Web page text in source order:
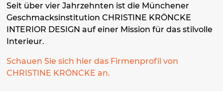
Seit über vier Jahrzehnten ist die Münchener
Geschmacksinstitution CHRISTINE KRÖNCKE
INTERIOR DESIGN auf einer Mission für das stilvolle
Interieur.
Schauen Sie sich hier das Firmenprofil von
CHRISTINE KRÖNCKE an.